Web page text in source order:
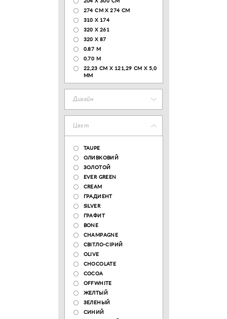
204 Х 300 СМ
274 СМ Х 274 СМ
310 X 174
320 X 261
320 X 87
0.87 M
0.70 M
22,23 CM X 121,29 CM X 5,0
MM
Дизайн
Цвет
TAUPE
ОЛИВКОВИЙ
ЗОЛОТОЙ
EVER GREEN
CREAM
ГРАДИЕНТ
SILVER
ГРАФИТ
BONE
CHAMPAGNE
СВІТЛО-СІРИЙ
OLIVE
CHOCOLATE
COCOA
OFFWHITE
ЖЕЛТЫЙ
ЗЕЛЕНЫЙ
СИНИЙ